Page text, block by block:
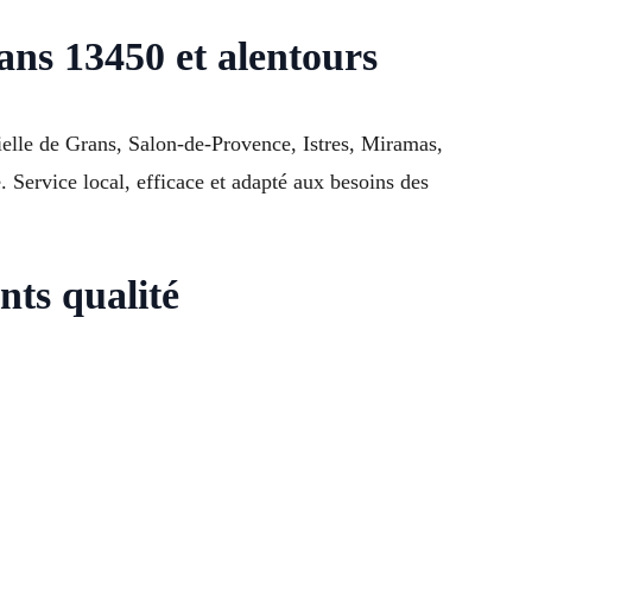
13450 et alentours
de Grans, Salon-de-Provence, Istres, Miramas,
local, efficace et adapté aux besoins des
qualité